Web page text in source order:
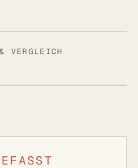
VERGLEICH